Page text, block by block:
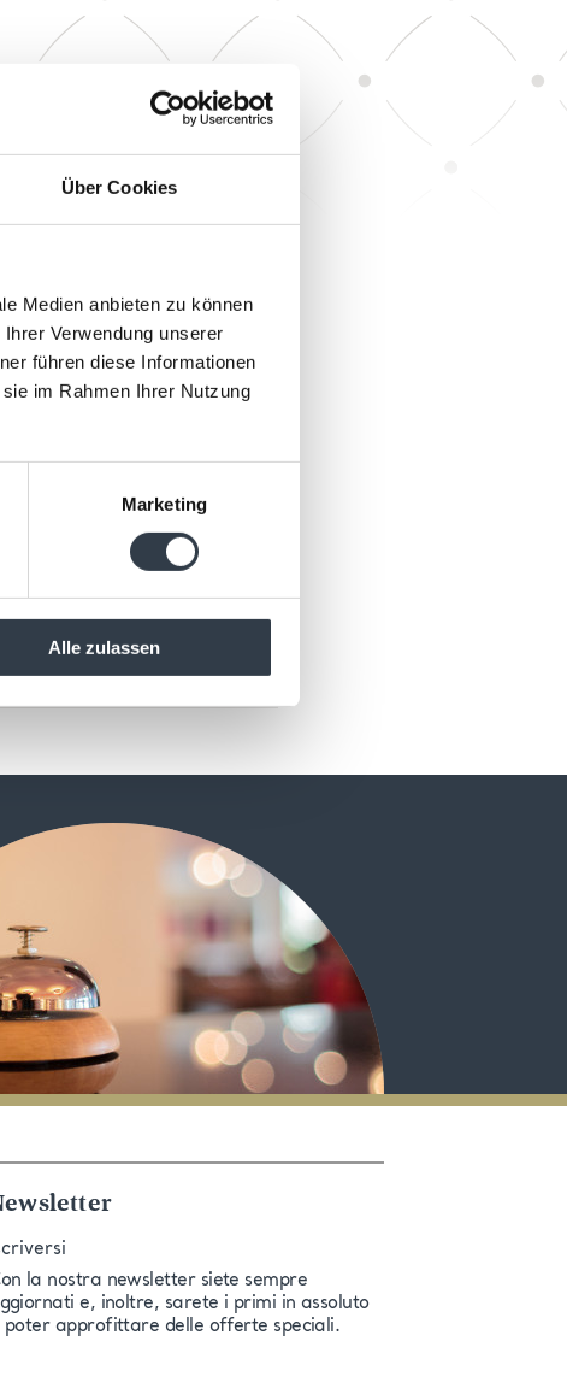
Über Cookies
Medien anbieten zu können
Verwendung unserer
führen diese Informationen
im Rahmen Ihrer Nutzung
Marketing
Alle zulassen
qui.
Hotel Piemonte
958 006
la nostra newsletter siete sempre
e, inoltre, sarete i primi in assoluto
poter approfittare delle offerte speciali.